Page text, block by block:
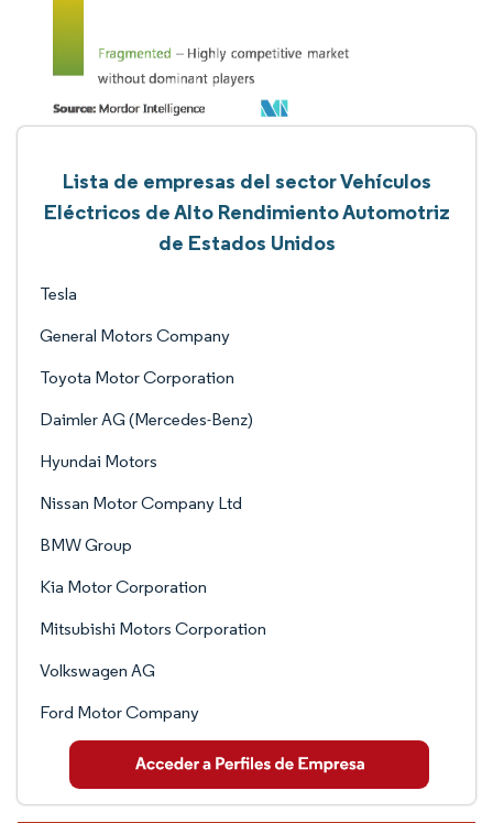
Lista de empresas del sector Vehículos
Eléctricos de Alto Rendimiento Automotriz
de Estados Unidos
Tesla
General Motors Company
Toyota Motor Corporation
Daimler AG (Mercedes-Benz)
Hyundai Motors
Nissan Motor Company Ltd
BMW Group
Kia Motor Corporation
Mitsubishi Motors Corporation
Volkswagen AG
Ford Motor Company